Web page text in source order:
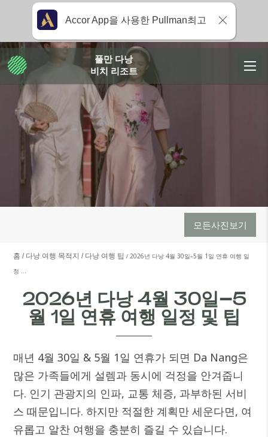
모든사진보기
홈 다낭 여행 목적지 다낭 여행 팁
2026년 다낭 4월 30일–5월 1일 연휴 여행 일
정 …
2026년 다낭 4월 30일–5
월 1일 연휴 여행 일정 및 팁
매년 4월 30일 & 5월 1일 연휴가 되면 Da Nang은
많은 가족들에게 설렘과 동시에 걱정을 안겨줍니
다. 인기 관광지의 인파, 교통 체증, 과부하된 서비
스 때문입니다. 하지만 적절한 계획만 세운다면, 여
유롭고 알찬 여행을 충분히 즐길 수 있습니다.
풀만 다낭
비치 리조트
Accor App을 사용한 Pullman최고